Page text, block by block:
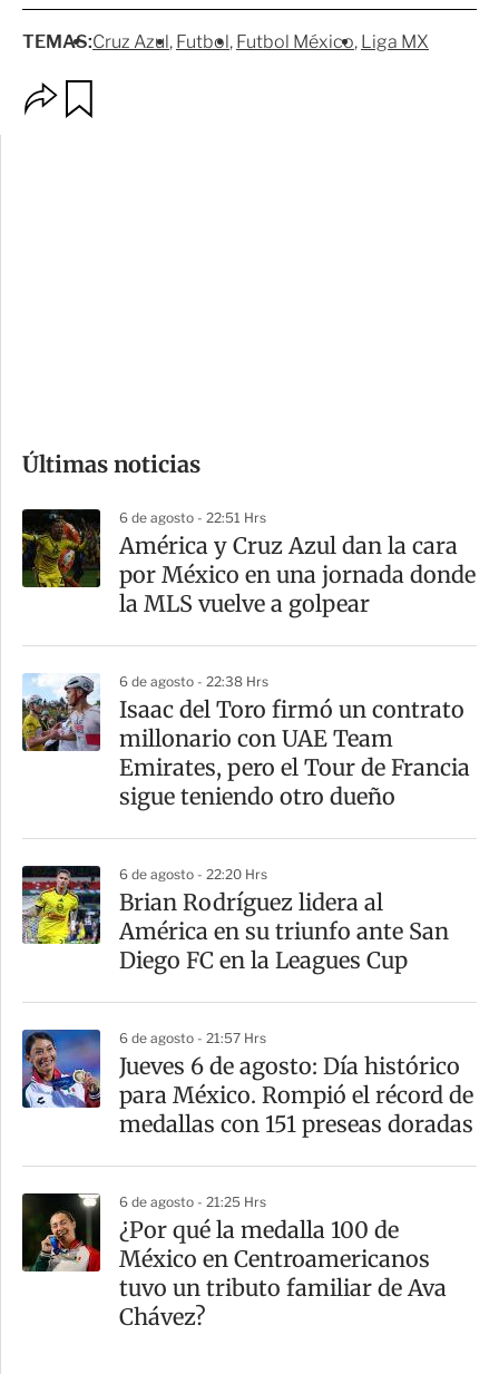
TEMAS:Cruz Azul Futbol Futbol México Liga MX
m
a
r
t
Últimas noticias
6 de agosto - 22:51 Hrs
América y Cruz Azul dan la cara
por México en una jornada donde
la MLS vuelve a golpear
6 de agosto - 22:38 Hrs
Isaac del Toro firmó un contrato
millonario con UAE Team
Emirates, pero el Tour de Francia
sigue teniendo otro dueño
6 de agosto - 22:20 Hrs
Brian Rodríguez lidera al
América en su triunfo ante San
Diego FC en la Leagues Cup
6 de agosto - 21:57 Hrs
Jueves 6 de agosto: Día histórico
para México. Rompió el récord de
medallas con 151 preseas doradas
6 de agosto - 21:25 Hrs
¿Por qué la medalla 100 de
México en Centroamericanos
tuvo un tributo familiar de Ava
Chávez?